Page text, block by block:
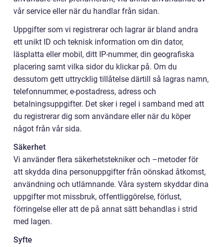
vår service eller när du handlar från sidan.
Uppgifter som vi registrerar och lagrar är bland andra
ett unikt ID och teknisk information om din dator,
läsplatta eller mobil, ditt IP-nummer, din geografiska
placering samt vilka sidor du klickar på. Om du
dessutom gett uttrycklig tillåtelse därtill så lagras namn,
telefonnummer, e-postadress, adress och
betalningsuppgifter. Det sker i regel i samband med att
du registrerar dig som användare eller när du köper
något från vår sida.
Säkerhet
Vi använder flera säkerhetstekniker och –metoder för
att skydda dina personuppgifter från oönskad åtkomst,
användning och utlämnande. Våra system skyddar dina
uppgifter mot missbruk, offentliggörelse, förlust,
förringelse eller att de på annat sätt behandlas i strid
med lagen.
Syfte